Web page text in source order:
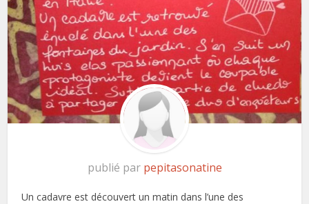
publié par pepitasonatine
Un cadavre est découvert un matin dans l’une des